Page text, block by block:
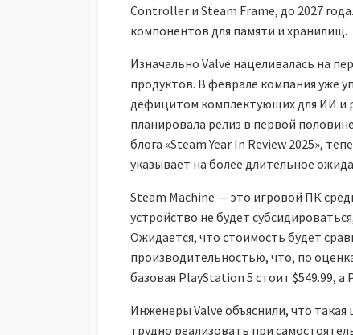
Controller и Steam Frame, до 2027
компонентов для памяти и хранилищ.
Изначально Valve нацеливалась на
продуктов. В феврале компания уже
дефицитом комплектующих для ИИ и
планировала релиз в первой
блога «Steam Year In Review 2025»,
указывает на более длительное
Steam Machine — это игровой ПК
устройство не будет
Ожидается, что стоимость будет
производительностью, что, по
базовая PlayStation 5 стоит $549.99, а
Инженеры Valve объяснили, что
трудно реализовать при